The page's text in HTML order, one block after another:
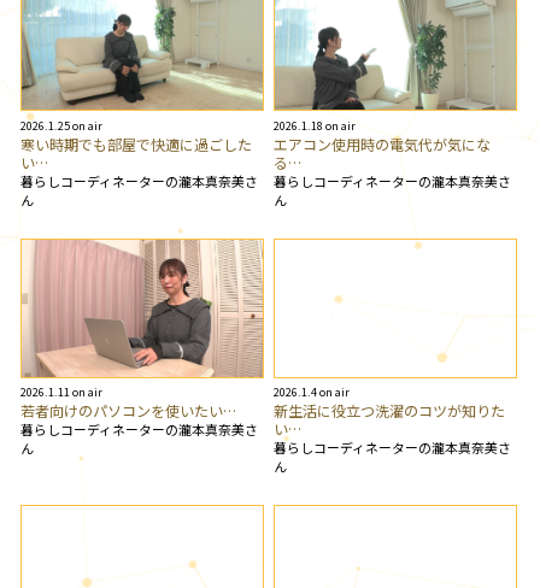
2026.1.25 on air
寒い時期でも部屋で快適に過ごした
い…
暮らしコーディネーターの瀧本真奈美さ
ん
2026.1.18 on air
エアコン使用時の電気代が気にな
る…
暮らしコーディネーターの瀧本真奈美さ
ん
2026.1.11 on air
若者向けのパソコンを使いたい…
暮らしコーディネーターの瀧本真奈美さ
ん
2026.1.4 on air
新生活に役立つ洗濯のコツが知りた
い…
暮らしコーディネーターの瀧本真奈美さ
ん